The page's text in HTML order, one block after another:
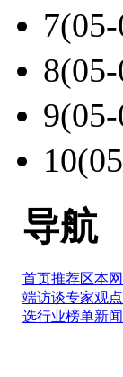
7
8
9
10
导航
首页推荐区本
端访谈专家观点
选行业榜单新